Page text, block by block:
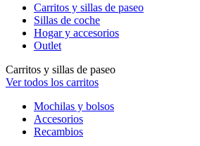
Carritos y sillas de paseo
Sillas de coche
Hogar y accesorios
Outlet
Carritos y sillas de paseo
Ver todos los carritos
Mochilas y bolsos
Accesorios
Recambios